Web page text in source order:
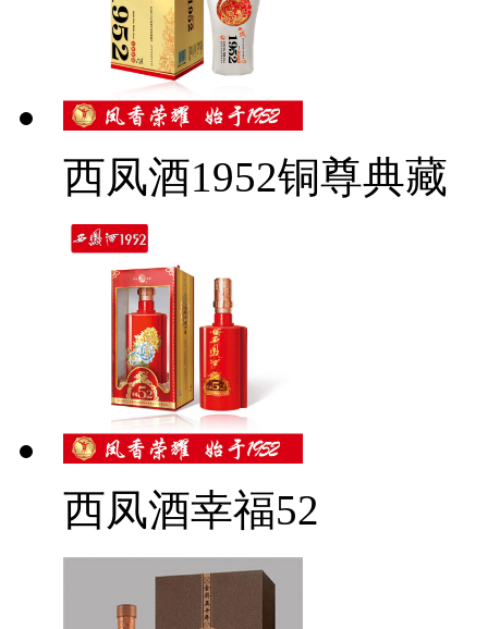
西凤酒1952铜尊典藏
西凤酒幸福52